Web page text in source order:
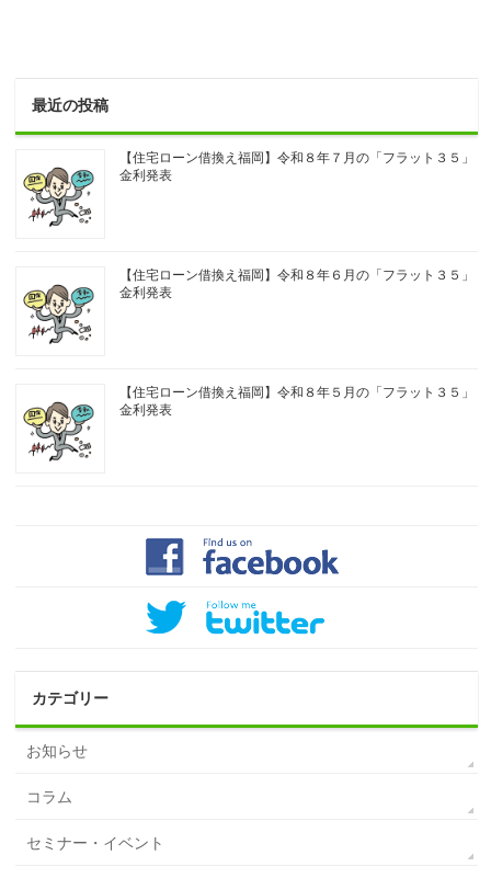
最近の投稿
【住宅ローン借換え福岡】令和８年７月の「フラット３５」
金利発表
【住宅ローン借換え福岡】令和８年６月の「フラット３５」
金利発表
【住宅ローン借換え福岡】令和８年５月の「フラット３５」
金利発表
カテゴリー
お知らせ
コラム
セミナー・イベント